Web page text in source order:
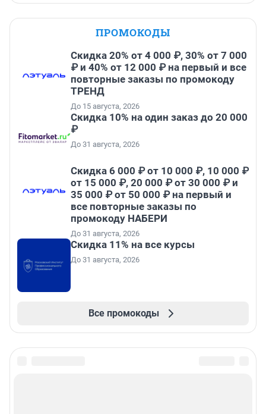
ПРОМОКОДЫ
Скидка 20% от 4 000 ₽, 30% от 7 000
₽ и 40% от 12 000 ₽ на первый и все
повторные заказы по промокоду
ТРЕНД
До 15 августа, 2026
Скидка 10% на один заказ до 20 000
₽
До 31 августа, 2026
Скидка 6 000 ₽ от 10 000 ₽, 10 000 ₽
от 15 000 ₽, 20 000 ₽ от 30 000 ₽ и
35 000 ₽ от 50 000 ₽ на первый и
все повторные заказы по
промокоду НАБЕРИ
До 31 августа, 2026
Скидка 11% на все курсы
До 31 августа, 2026
Все промокоды